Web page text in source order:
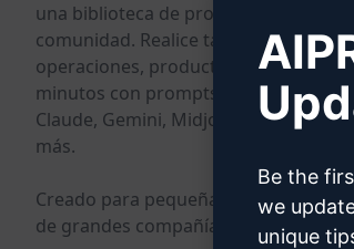
una biblioteca de prompts impulsada
comunidad. Realice tareas de
operaciones, productividad y atención
minutos con prompts listos para usar
Claude, Gemini, Midjourney, GPT
más.
Creado para pequeñas empresas.
de grandes compañías.
Be the
we
unique